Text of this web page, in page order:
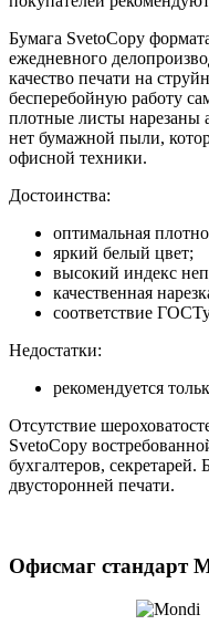
Бумага SvetoCopy
ежедневного
качество печати на
бесперебойную работу
плотные листы нарезаны
нет бумажной пыли,
офисной техники.
Достоинства:
оптимальная
яркий белый цвет;
высокий индекс
качественная
соответствие
Недостатки:
рекомендуется
Отсутствие
SvetoCopy
бухгалтеров,
двусторонней печати.
Офисмаг стандарт